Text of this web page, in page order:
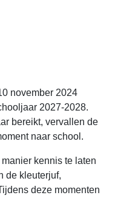
november 2024
2027-2028.
bereikt, vervallen de
naar school.
kennis te laten
de kleuterjuf,
deze momenten